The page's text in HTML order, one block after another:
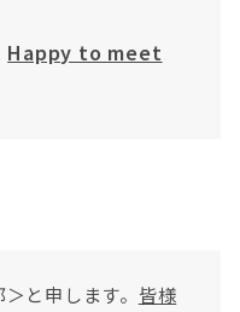
Happy to meet
と申します。 皆様